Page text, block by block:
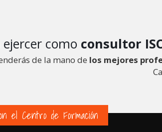
ejercer como consultor
de la mano de los mejores
el Centro de Formación